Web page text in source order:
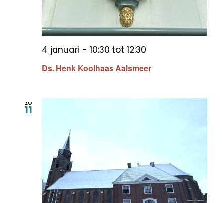
Ds. Henk Koolhaas Aalsmeer
4 januari - 10:30 tot 12:30
zo
11